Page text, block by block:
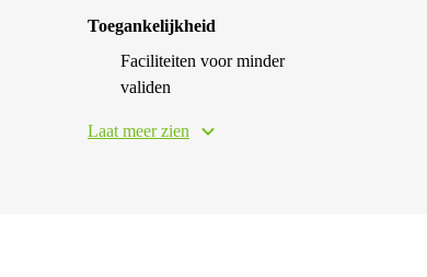
Toegankelijkheid
Faciliteiten voor minder
validen
Laat meer zien